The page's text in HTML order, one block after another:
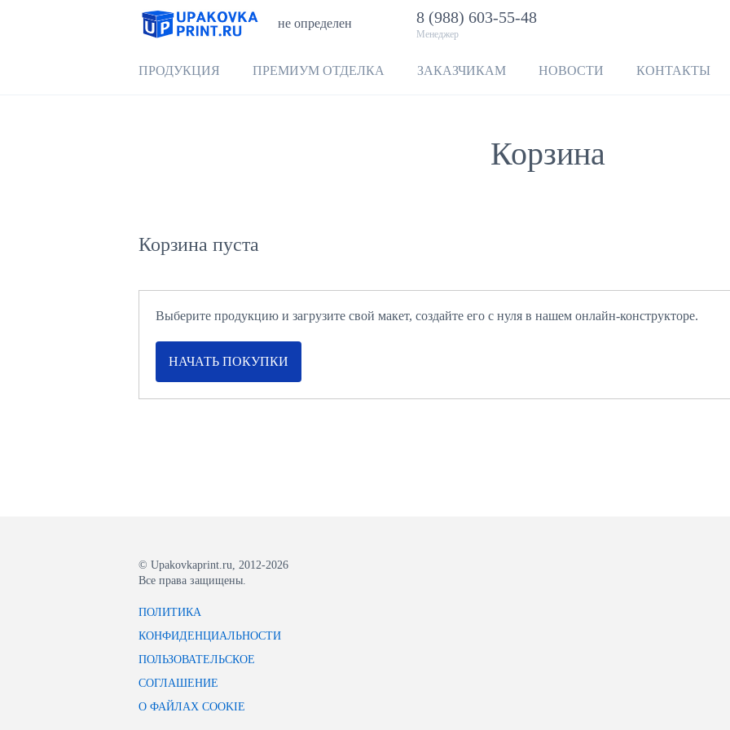
не определен 8 (988) 603-55-48
Менеджер
ПРОДУКЦИЯ ПРЕМИУМ ОТДЕЛКА ЗАКАЗЧИКАМ НОВОСТИ КОНТАКТЫ
Корзина
Корзина пуста
Выберите продукцию и загрузите свой макет, создайте его с нуля в нашем онлайн-конструкторе.
НАЧАТЬ ПОКУПКИ
© Upakovkaprint.ru, 2012-2026
Все права защищены.
ПОЛИТИКА
КОНФИДЕНЦИАЛЬНОСТИ
ПОЛЬЗОВАТЕЛЬСКОЕ
СОГЛАШЕНИЕ
О ФАЙЛАХ COOKIE